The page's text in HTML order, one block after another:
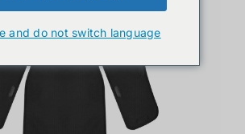
and do not switch language